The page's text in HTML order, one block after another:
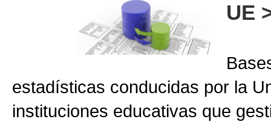
UE
estadísticas conducidas por la
instituciones educativas que